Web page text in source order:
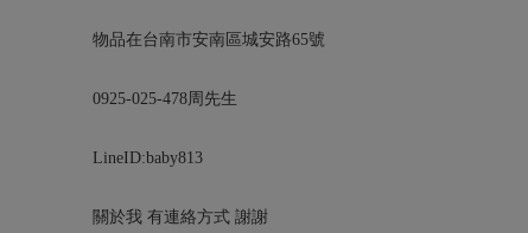
物品在台南市安南區城安路65號
0925-025-478周先生
LineID:baby813
關於我 有連絡方式 謝謝